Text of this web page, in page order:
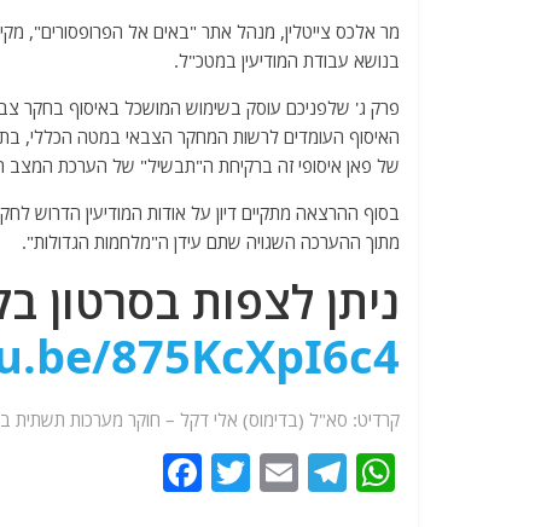
מר אלכס צייטלין, מנהל אתר "באים אל הפרופסורים",
בנושא עבודת המודיעין במטכ"ל.
פרק ג' שלפניכם עוסק בשימוש המושכל באיסוף בחקר
האיסוף העומדים לרשות המחקר הצבאי במטה הכללי,
של פאן איסופי זה ברקיחת ה"תבשיל" של הערכת המצב
בסוף ההרצאה מתקיים דיון על אודות המודיעין הדרוש
מתוך ההערכה השגויה שתם עידן ה"מלחמות הגדולות".
ניתן לצפות בסרטון
875KcXpI6c4
קרדיט: סא"ל (בדימוס) אלי דקל – חוקר מערכות תשתית
W
T
E
T